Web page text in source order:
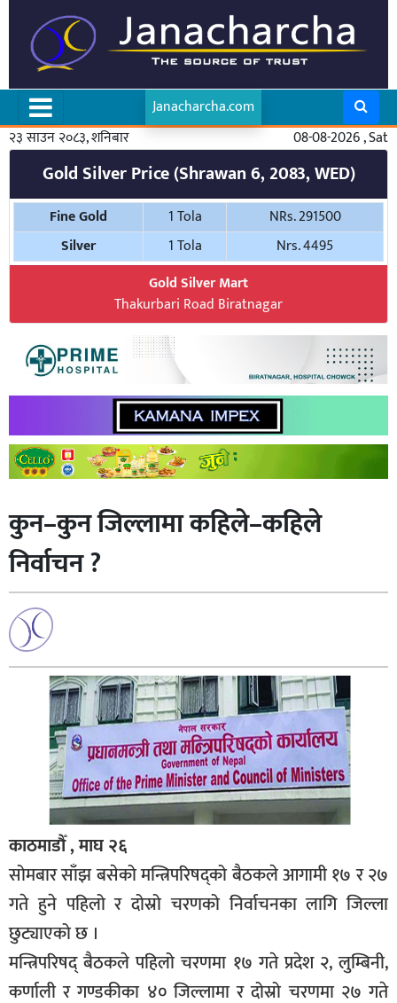
Janacharcha.com
२३ साउन २०८३, शनिबार
08-08-2026 , Sat
Gold Silver Price (Shrawan 6, 2083, WED)
Fine Gold 1 Tola
NRs. 291500
Silver
1 Tola
Nrs. 4495
Gold Silver Mart
Thakurbari Road Biratnagar
कुन–कुन जिल्लामा कहिले–कहिले
निर्वाचन ?
काठमाडौँ , माघ २६
सोमबार साँझ बसेको मन्त्रिपरिषद्को बैठकले आगामी १७ र २७
गते हुने पहिलो र दोस्रो चरणको निर्वाचनका लागि जिल्ला
छुट्याएको छ ।
मन्त्रिपरिषद् बैठकले पहिलो चरणमा १७ गते प्रदेश २, लुम्बिनी,
कर्णाली र गण्डकीका ४० जिल्लामा र दोस्रो चरणमा २७ गते